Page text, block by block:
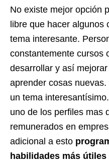
No existe mejor opción
libre que hacer algunos
tema interesante.
constantemente cursos
desarrollar y así
aprender cosas
un tema
uno de los perfiles mas
remunerados en
adicional a esto
habilidades más útiles